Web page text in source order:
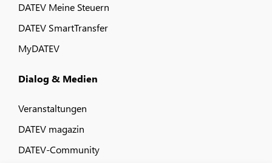
DATEV Meine Steuern
DATEV SmartTransfer
MyDATEV
Dialog & Medien
Veranstaltungen
DATEV magazin
DATEV-Community